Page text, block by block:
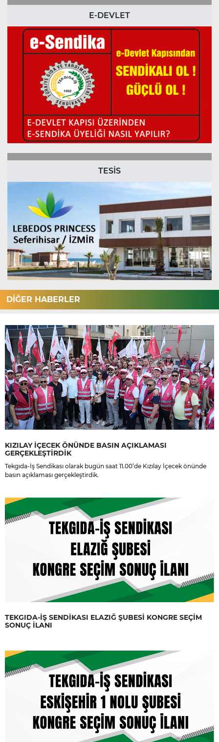
E-DEVLET
TESİS
DİĞER HABERLER
KIZILAY İÇECEK ÖNÜNDE BASIN AÇIKLAMASI
GERÇEKLEŞTİRDİK
Tekgıda-İş Sendikası olarak bugün saat 11.00’de Kızılay İçecek önünde
basın açıklaması gerçekleştirdik.
TEKGIDA-İŞ SENDİKASI ELAZIĞ ŞUBESİ KONGRE SEÇİM
SONUÇ İLANI